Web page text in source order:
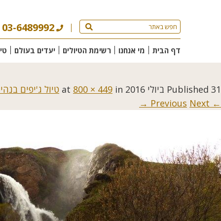
03-6489992
דף הבית מי אנחנו רשימת הטיולים יעדים בעולם
Published 31 ביולי 2016 800 × 449 in
טיול ג'יפים
← Previous
Next →